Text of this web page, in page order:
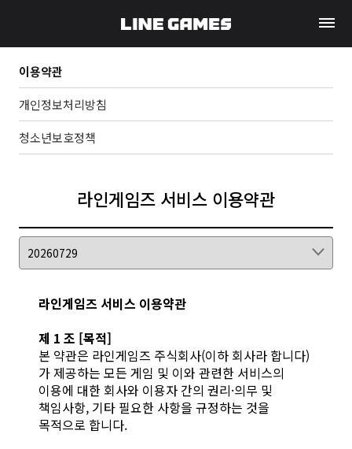
이용약관
개인정보처리방침
청소년보호정책
라인게임즈 서비스 이용약관
라인게임즈 서비스 이용약관
제 1 조 [목적]
본 약관은 라인게임즈 주식회사(이하 회사라 합니다)
가 제공하는 모든 게임 및 이와 관련한 서비스의
이용에 대한 회사와 이용자 간의 권리·의무 및
책임사항, 기타 필요한 사항을 규정하는 것을
목적으로 합니다.